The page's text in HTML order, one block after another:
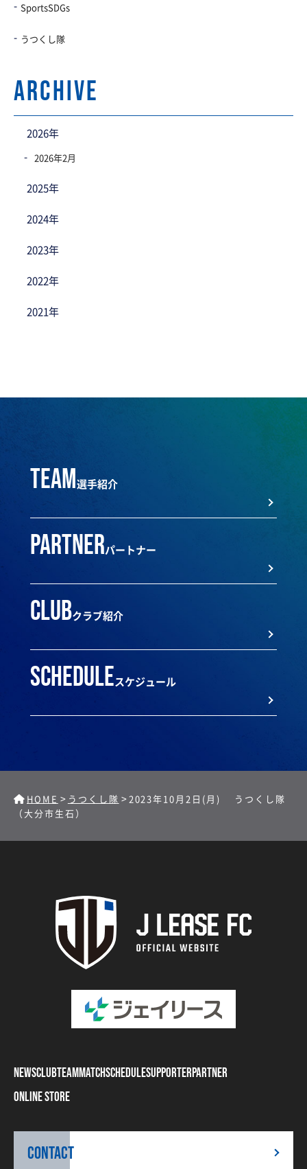
SportsSDGs
うつくし隊
archive
2026年
2026年2月
2025年
2024年
2023年
2022年
2021年
team選手紹介
partnerパートナー
clubクラブ紹介
scheduleスケジュール
HOME > うつくし隊 >2023年10月2日(月) うつくし隊
（大分市生石）
NEWSCLUBTEAMMATCHSCHEDULESUPPORTERPARTNER
ONLINE STORE
CONTACT